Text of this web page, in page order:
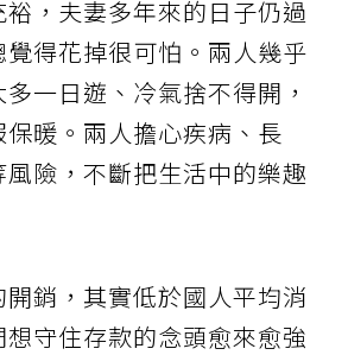
，夫妻多年來的日子仍過
得花掉很可怕。兩人幾乎
一日遊、冷氣捨不得開，
暖。兩人擔心疾病、長
險，不斷把生活中的樂趣
銷，其實低於國人平均消
守住存款的念頭愈來愈強